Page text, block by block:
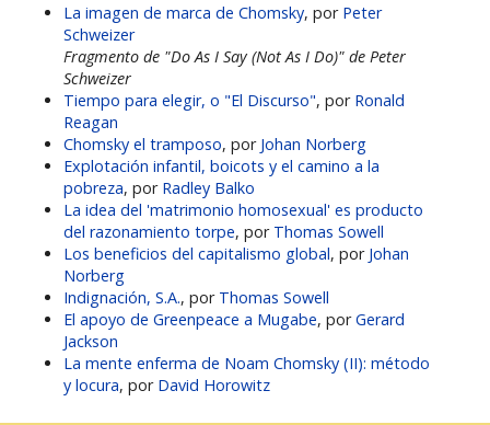
La imagen de marca de Chomsky, por Peter
Schweizer
Fragmento de "Do As I Say (Not As I Do)" de Peter
Schweizer
Tiempo para elegir, o "El Discurso", por Ronald
Reagan
Chomsky el tramposo, por Johan Norberg
Explotación infantil, boicots y el camino a la
pobreza, por Radley Balko
La idea del 'matrimonio homosexual' es producto
del razonamiento torpe, por Thomas Sowell
Los beneficios del capitalismo global, por Johan
Norberg
Indignación, S.A., por Thomas Sowell
El apoyo de Greenpeace a Mugabe, porGerard
Jackson
La mente enferma de Noam Chomsky (II): método
y locura, por David Horowitz